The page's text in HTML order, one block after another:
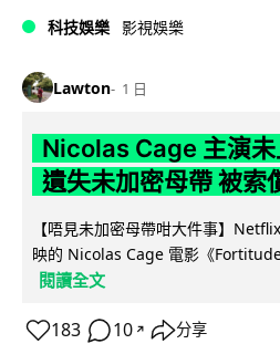
科技娛樂 影視娛樂
Lawton 1 日
Nicolas Cage 主演
遺失未加密母帶 被索
【唔見未加密母帶咁大件事】
映的 Nicolas Cage 電影《
閱讀全文
183 10 ↗ 分享